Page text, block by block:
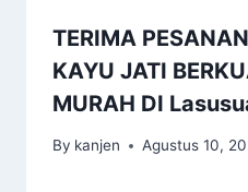
TERIMA
KAYU JATI
MURAH DI
By kanjen Agustus 10,